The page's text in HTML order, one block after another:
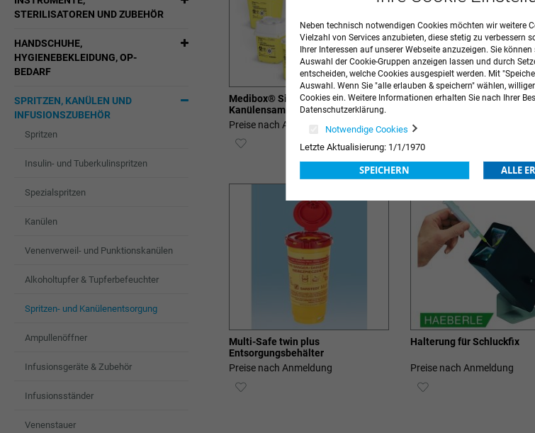
Medibox® Sicherheits-
Kanülensammler
Preise nach Anmeldung
Einmal-Spekulum
Preise nach Anmeldung
WUNSCHLISTE
Multi-Safe twin plus
Entsorgungsbehälter
Preise nach Anmeldung
Halterung für Schluckfix
Preise nach Anmeldung
ZUR
STERILISATOREN UND ZUBEHÖR
HANDSCHUHE,
HYGIENEBEKLEIDUNG, OP-
BEDARF
SPRITZEN, KANÜLEN UND
INFUSIONSZUBEHÖR
Spritzen
Insulin- und Tuberkulinspritzen
Spezialspritzen
Kanülen
Venenverweil- und Punktionskanülen
Alkoholtupfer & Tupferbefeuchter
Spritzen- und Kanülenentsorgung
Ampullenöffner
Infusionsgeräte & Zubehör
Infusionsständer
Venenstauer
Neben technisch notwendigen Cookies möchten wir weitere
Vielzahl von Services anzubieten, diese stetig zu verbessern
Ihrer Interessen auf unserer Webseite anzuzeigen. Sie
Auswahl der Cookie-Gruppen anzeigen lassen und durch
entscheiden, welche Cookies ausgespielt werden. Mit
Auswahl. Wenn Sie "alle erlauben & speichern" wählen,
Cookies ein. Weitere Informationen erhalten Sie nach Ihrer
Datenschutzerklärung.
Notwendige Cookies
Letzte Aktualisierung: 1/1/1970
SPEICHERN ALLE